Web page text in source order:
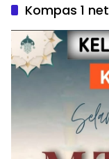
Kompas 1 net